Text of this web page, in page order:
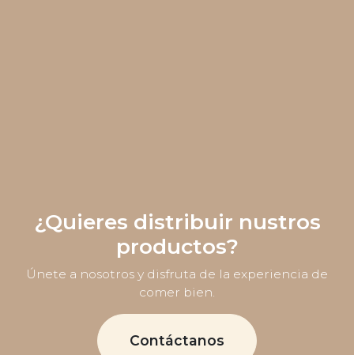
¿Quieres distribuir nustros
productos?
Únete a nosotros y disfruta de la experiencia de
comer bien.
Contáctanos